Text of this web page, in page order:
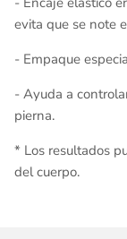
evita que se note
- Empaque
- Ayuda a
pierna.
* Los resultados
del cuerpo.